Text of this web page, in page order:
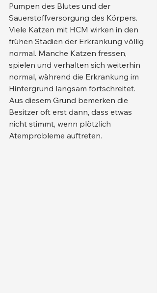
Pumpen des Blutes und der
Sauerstoffversorgung des Körpers.
Viele Katzen mit HCM wirken in den
frühen Stadien der Erkrankung völlig
normal. Manche Katzen fressen,
spielen und verhalten sich weiterhin
normal, während die Erkrankung im
Hintergrund langsam fortschreitet.
Aus diesem Grund bemerken die
Besitzer oft erst dann, dass etwas
nicht stimmt, wenn plötzlich
Atemprobleme auftreten.